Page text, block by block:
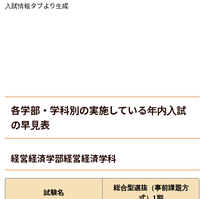
入試情報タブより生成
各学部・学科別の実施している年内入試
の早見表
経営経済学部経営経済学科
試験名
総合型選抜（事前課題方